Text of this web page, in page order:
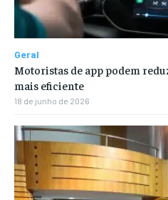
Geral
Motoristas de app podem
mais eficiente
18 de junho de 2026